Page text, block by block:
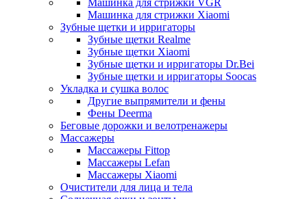
Машинка для стрижки VGR
Машинка для стрижки Xiaomi
Зубные щетки и ирригаторы
Зубные щетки Realme
Зубные щетки Xiaomi
Зубные щетки и ирригаторы Dr.Bei
Зубные щетки и ирригаторы Soocas
Укладка и сушка волос
Другие выпрямители и фены
Фены Deerma
Беговые дорожки и велотренажеры
Массажеры
Массажеры Fittop
Массажеры Lefan
Массажеры Xiaomi
Очистители для лица и тела